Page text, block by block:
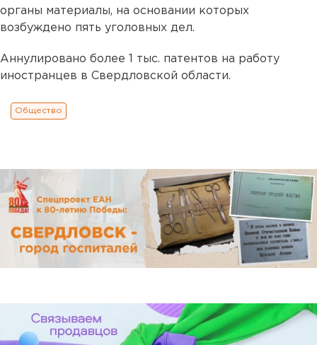
органы материалы, на основании которых
возбуждено пять уголовных дел.
Аннулировано более 1 тыс. патентов на работу
иностранцев в Свердловской области.
Общество